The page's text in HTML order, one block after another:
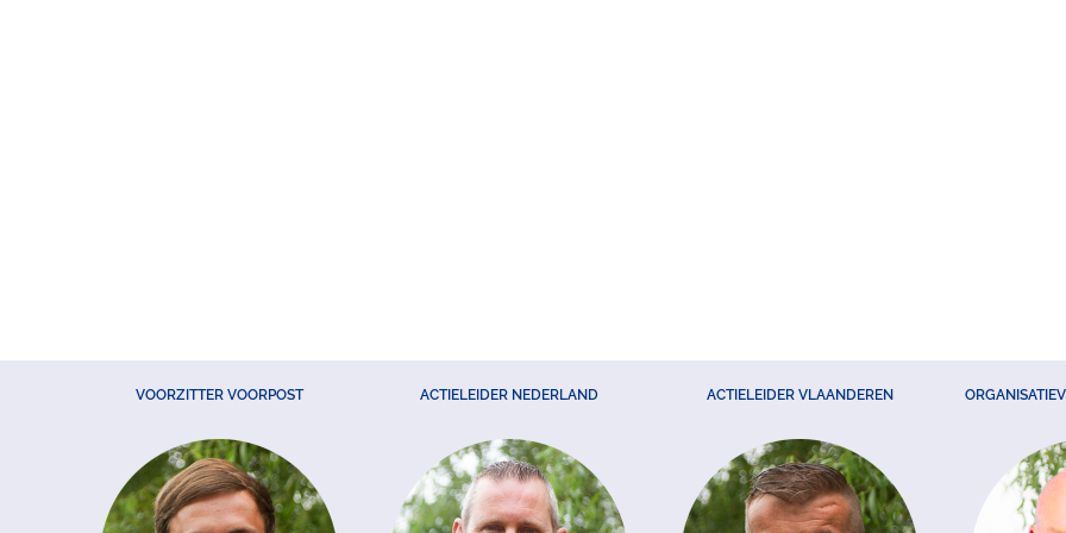
VOORZITTER VOORPOST ACTIELEIDER NEDERLAND ACTIELEIDER VLAANDEREN